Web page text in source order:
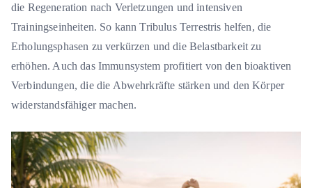
die Regeneration nach Verletzungen und intensiven
Trainingseinheiten. So kann Tribulus Terrestris helfen, die
Erholungsphasen zu verkürzen und die Belastbarkeit zu
erhöhen. Auch das Immunsystem profitiert von den bioaktiven
Verbindungen, die die Abwehrkräfte stärken und den Körper
widerstandsfähiger machen.